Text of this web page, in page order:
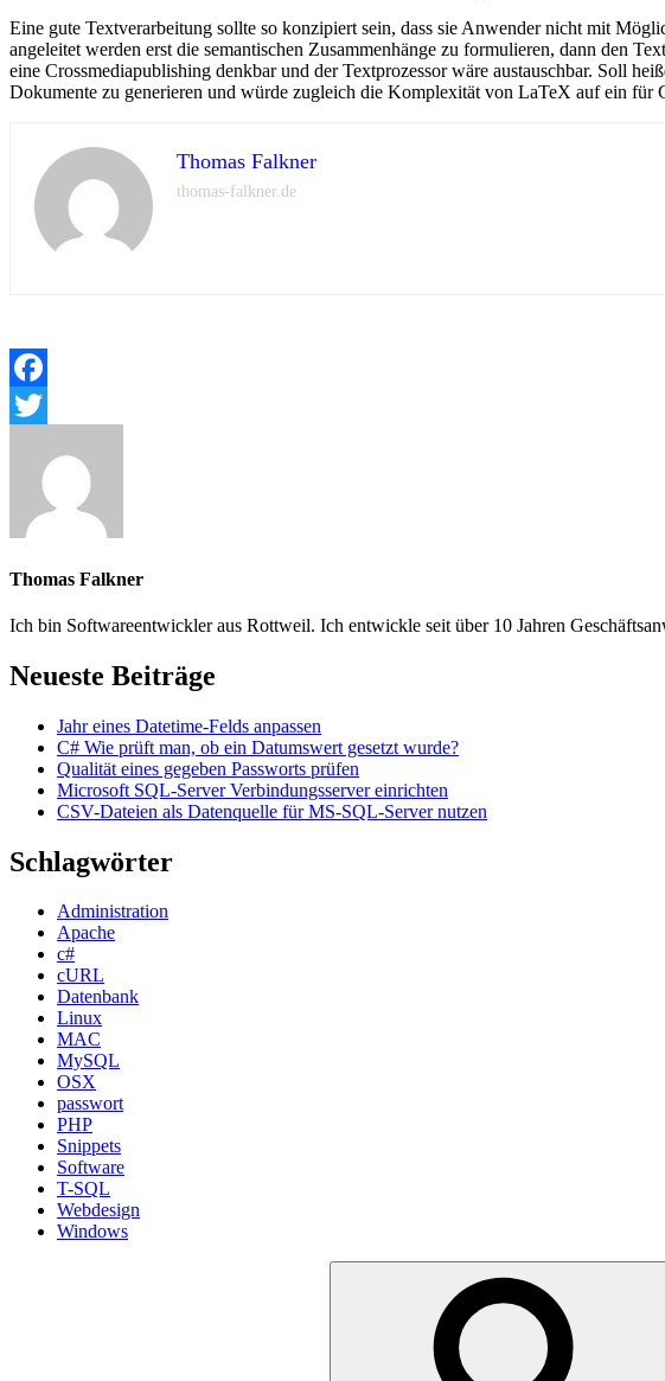
Eine gute Textverarbeitung sollte so konzipiert sein, dass sie Anwender nicht mit
angeleitet werden erst die semantischen Zusammenhänge zu formulieren, dann den
eine Crossmediapublishing denkbar und der Textprozessor wäre austauschbar. Soll
Dokumente zu generieren und würde zugleich die Komplexität von LaTeX auf ein für
Thomas Falkner
thomas-falkner.de
Facebook
Thomas Falkner
Ich bin Softwareentwickler aus Rottweil. Ich entwickle seit über 10 Jahren
Neueste Beiträge
Jahr eines Datetime-Felds anpassen
C# Wie prüft man, ob ein Datumswert gesetzt wurde?
Qualität eines gegeben Passworts prüfen
Microsoft SQL-Server Verbindungsserver einrichten
CSV-Dateien als Datenquelle für MS-SQL-Server nutzen
Schlagwörter
Administration
Apache
c#
cURL
Datenbank
Linux
MAC
MySQL
OSX
passwort
PHP
Snippets
Software
T-SQL
Webdesign
Windows